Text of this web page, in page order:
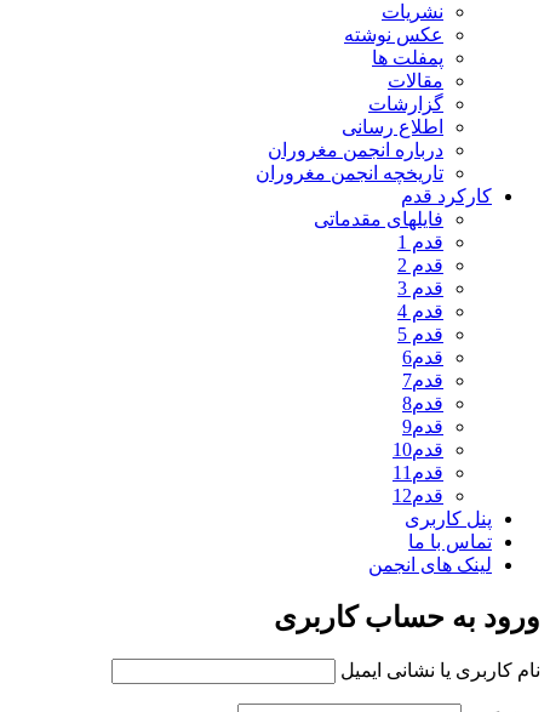
نشریات
عکس نوشته
پمفلت ها
مقالات
گزارشات
اطلاع رسانی
درباره انجمن مغروران
تاریخچه انجمن مغروران
کارکرد قدم
فایلهای مقدماتی
قدم 1
قدم 2
قدم 3
قدم 4
قدم 5
قدم6
قدم7
قدم8
قدم9
قدم10
قدم11
قدم12
پنل کاربری
تماس با ما
لینک های انجمن
ورود به حساب کاربری
نام کاربری یا نشانی ایمیل